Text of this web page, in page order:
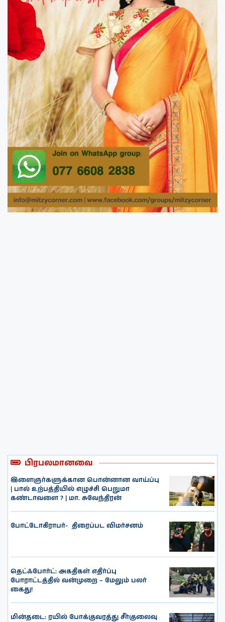
பிரபலமானவை
இளைஞர்களுக்கான பொன்னான வாய்ப்பு
| பால் உற்பத்தியில் எழுச்சி பெறுமா
கண்டாவளை ? | மா. சுவேந்திரன்
போட்டோகிராபர்- ‌ திரைப்பட விமர்சனம்
தெட்ஃபோர்ட்: அகதிகள் எதிர்ப்பு
போராட்டத்தில் வன்முறை – மேலும் பலர்
கைது!
மின்தடை: ரயில் போக்குவரத்து சீர்குலைவு